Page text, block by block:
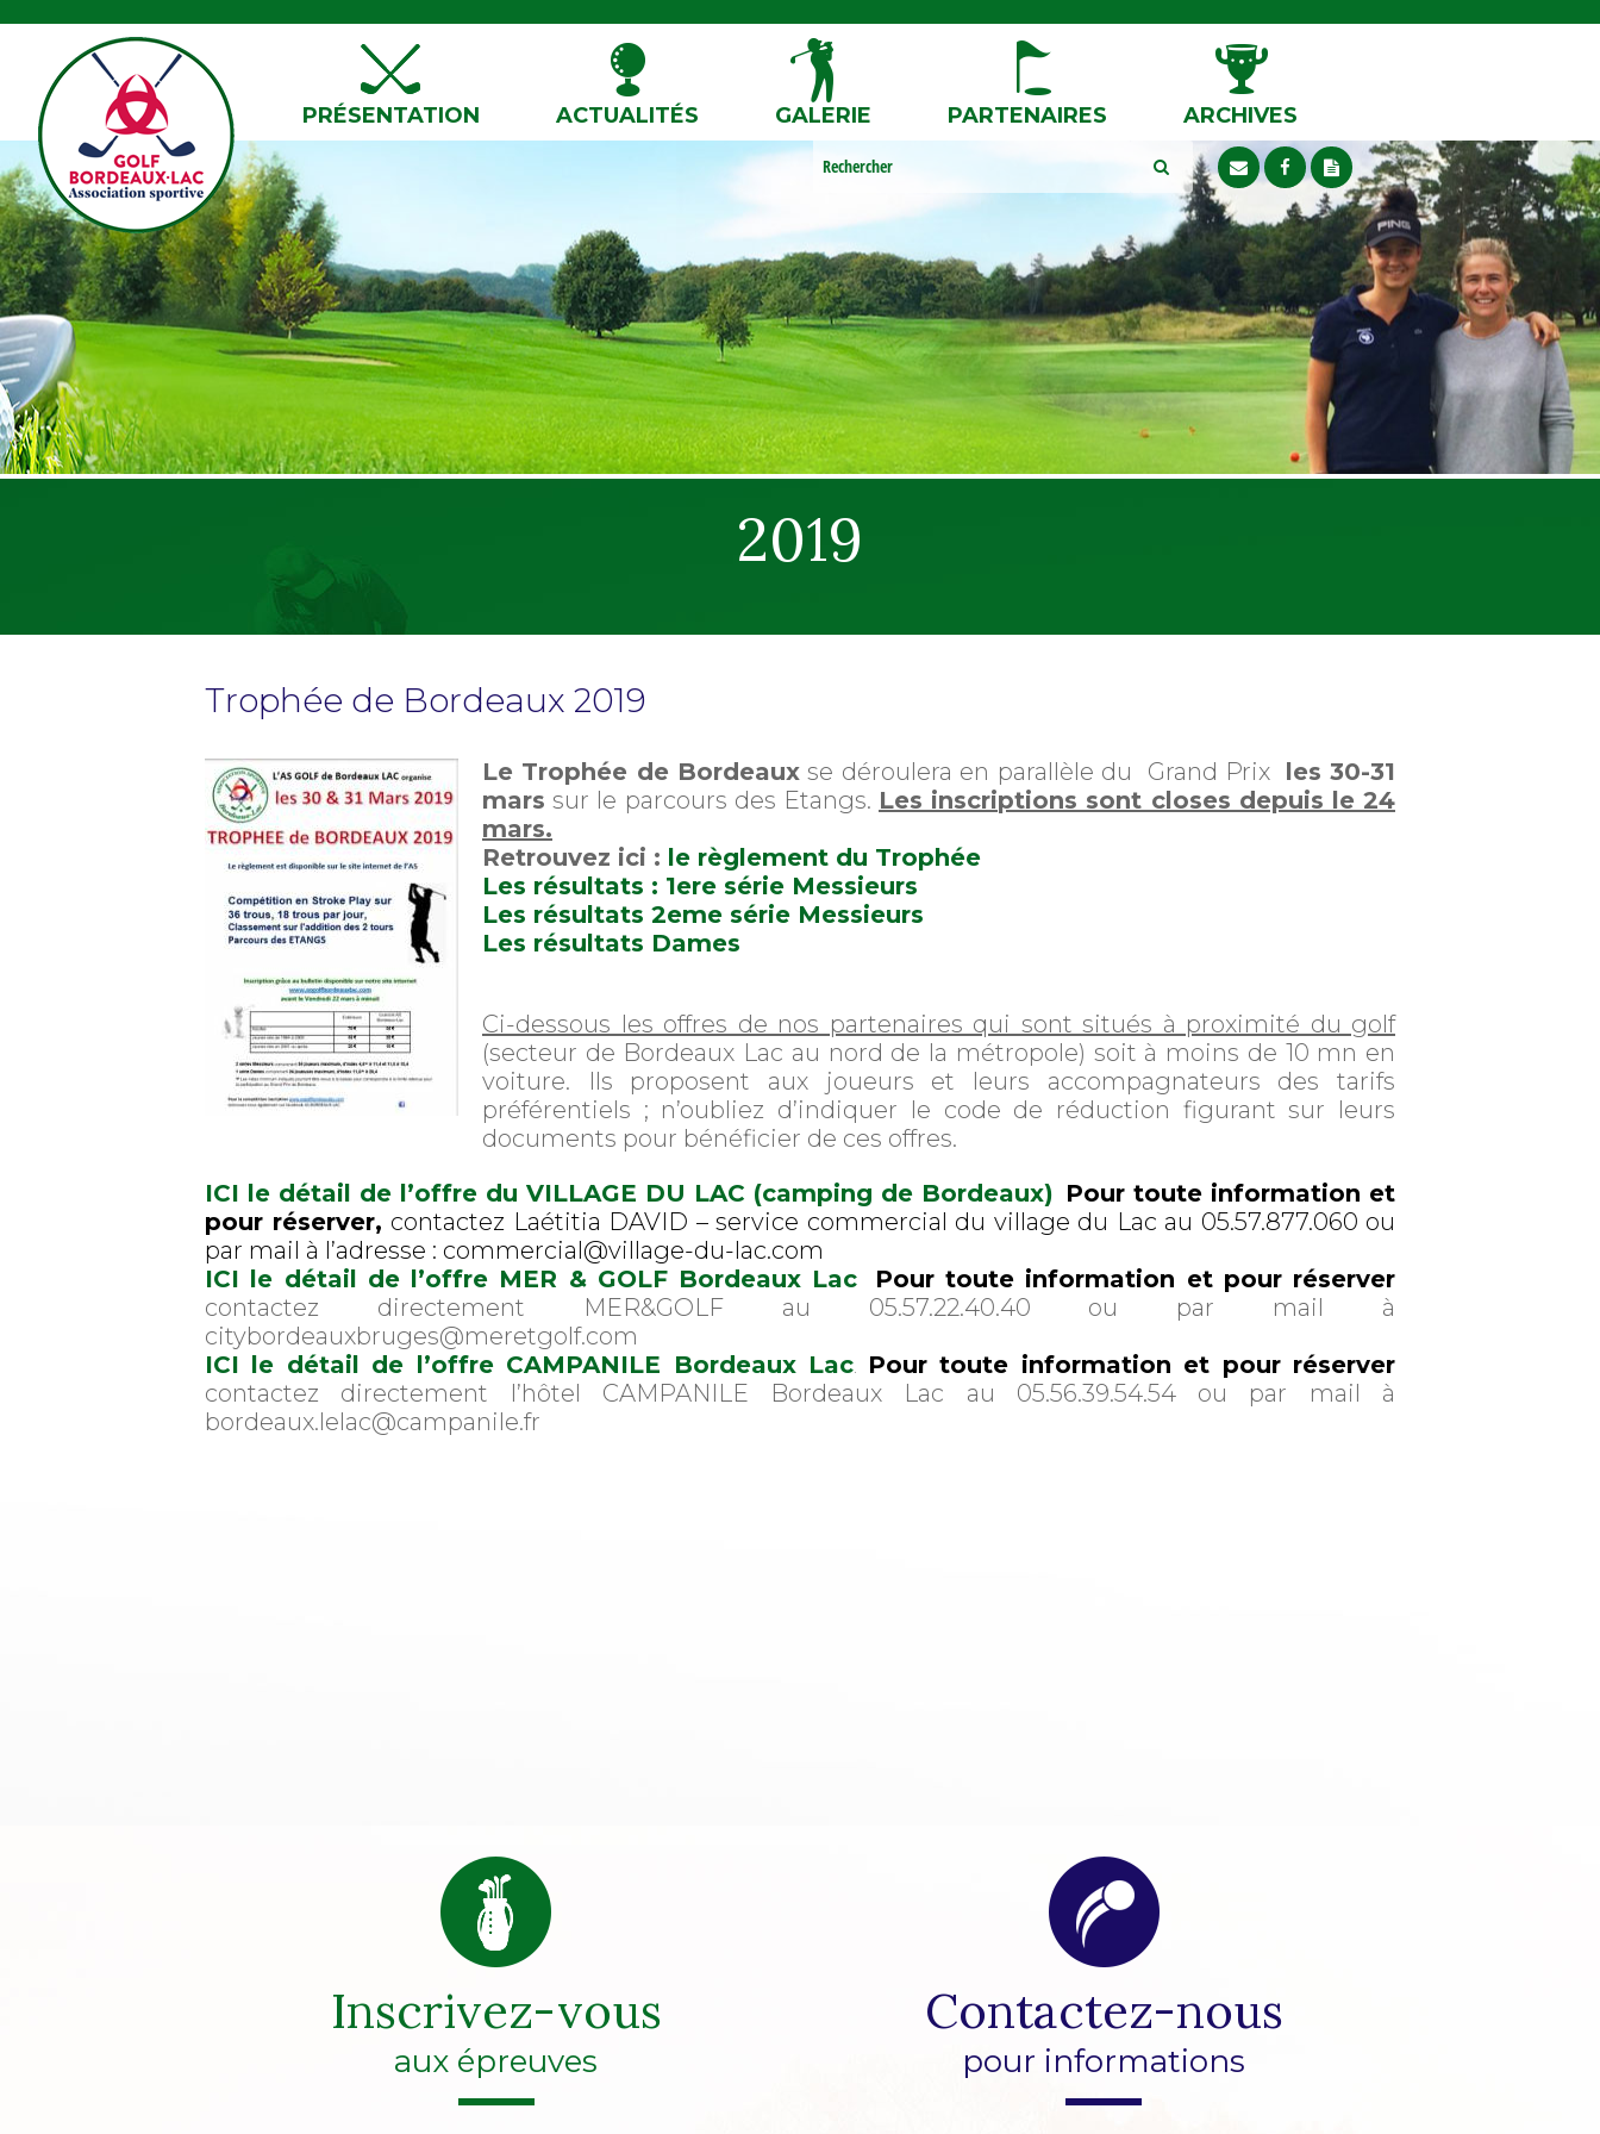
PRÉSENTATION ACTUALITÉS GALERIE PARTENAIRES ARCHIVES
2019
Trophée de Bordeaux 2019
Le Trophée de Bordeaux se déroulera en parallèle du Grand Prix les 30-31
mars sur le parcours des Etangs. Les inscriptions sont closes depuis le 24
mars.
Retrouvez ici : le règlement du Trophée
Les résultats : 1ere série Messieurs
Les résultats 2eme série Messieurs
Les résultats Dames
Ci-dessous les offres de nos partenaires qui sont situés à proximité du golf
(secteur de Bordeaux Lac au nord de la métropole) soit à moins de 10 mn en
voiture. Ils proposent aux joueurs et leurs accompagnateurs des tarifs
préférentiels ; n’oubliez d’indiquer le code de réduction figurant sur leurs
documents pour bénéficier de ces offres.
ICI le détail de l’offre du VILLAGE DU LAC (camping de Bordeaux) Pour toute information et
pour réserver, contactez Laétitia DAVID – service commercial du village du Lac au 05.57.877.060 ou
par mail à l’adresse : commercial@village-du-lac.com
ICI le détail de l’offre MER & GOLF Bordeaux Lac
Pour toute information et pour réserver
contactez directement MER&GOLF au 05.57.22.40.40 ou par mail à
citybordeauxbruges@meretgolf.com
ICI le détail de l’offre CAMPANILE Bordeaux Lac.
Pour toute information et pour réserver
contactez directement l’hôtel CAMPANILE Bordeaux Lac au 05.56.39.54.54 ou par mail à
bordeaux.lelac@campanile.fr
Inscrivez-vous
aux épreuves
Contactez-nous
pour informations